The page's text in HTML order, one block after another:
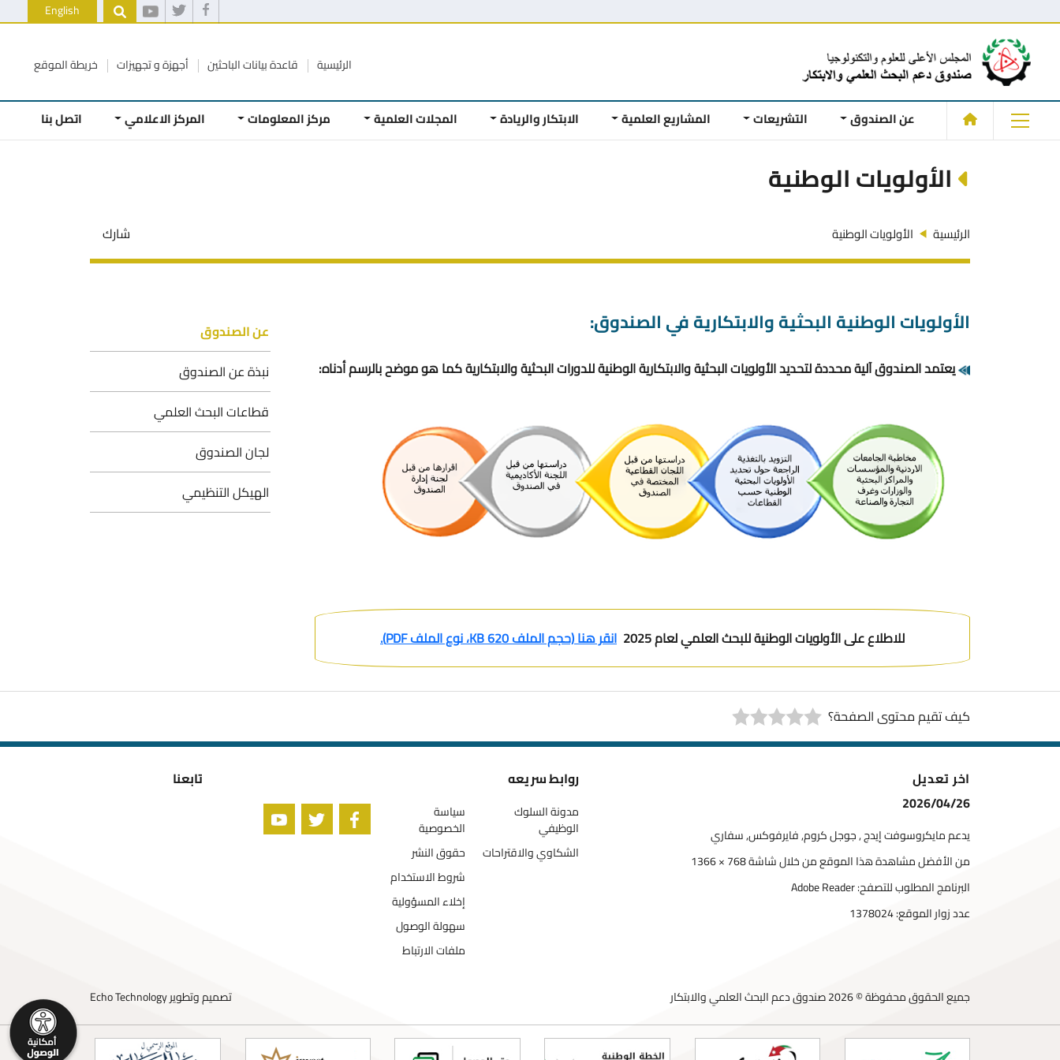
English
الرئيسية قاعدة بيانات الباحثين أجهزة و تجهيزات خريطة الموقع
عن الصندوق التشريعات المشاريع العلمية الابتكار والريادة المجلات العلمية مركز المعلومات المركز الاعلامي اتصل بنا
الأولويات الوطنية
الرئيسية الأولويات الوطنية شارك
الأولويات الوطنية البحثية والابتكارية في الصندوق:
يعتمد الصندوق آلية محددة لتحديد الأولويات البحثية والابتكارية الوطنية للدورات البحثية والابتكارية كما هو موضح بالرسم أدناه:
للاطلاع على الأولويات الوطنية للبحث العلمي لعام 2025 انقر هنا (حجم الملف 620 KB، نوع الملف PDF).
عن الصندوق
نبذة عن الصندوق
قطاعات البحث العلمي
لجان الصندوق
الهيكل التنظيمي
كيف تقيم محتوى الصفحة؟
اخر تعديل
2026/04/26
يدعم مايكروسوفت إيدج , جوجل كروم, فايرفوكس, سفاري
من الأفضل مشاهدة هذا الموقع من خلال شاشة 768 × 1366
البرنامج المطلوب للتصفح: Adobe Reader
عدد زوار الموقع:1378024
روابط سريعه
مدونة السلوك
الوظيفي
الشكاوي والاقتراحات
سياسة
الخصوصية
حقوق النشر
شروط الاستخدام
إخلاء المسؤولية
سهولة الوصول
ملفات الارتباط
تابعنا
جميع الحقوق محفوظة © 2026 صندوق دعم البحث العلمي والابتكار تصميم وتطويرEcho Technology